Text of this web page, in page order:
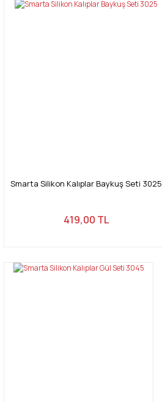
Smarta Silikon Kalıplar Baykuş Seti 3025
419,00 TL